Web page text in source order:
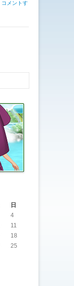
コメントす
日
4
11
18
25